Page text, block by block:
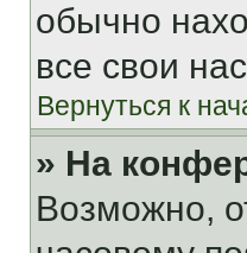
обычно
все свои
Вернуться к
» На
Возможно,